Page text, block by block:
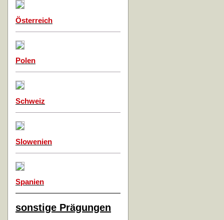
Österreich
Polen
Schweiz
Slowenien
Spanien
sonstige Prägungen